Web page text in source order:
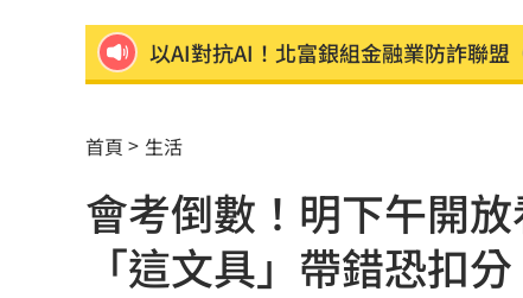
肉搜黃爸慘了！惹毛輝達下場曝 06:54
王凱靈堂照惹淚 竟是「送媽媽的禮物」
新／國道事故！車卡匝道…駕駛受困、
7縣市大雨特報開轟 白海豚減慢、雨炸
首頁 生活
會考倒數！明下午開
「這文具」帶錯恐扣分